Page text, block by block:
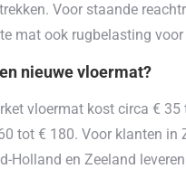
Voor staande
mat ook rugbelasting voor
nieuwe vloermat?
vloermat kost circa € 35
tot € 180. Voor klanten in
Holland en Zeeland